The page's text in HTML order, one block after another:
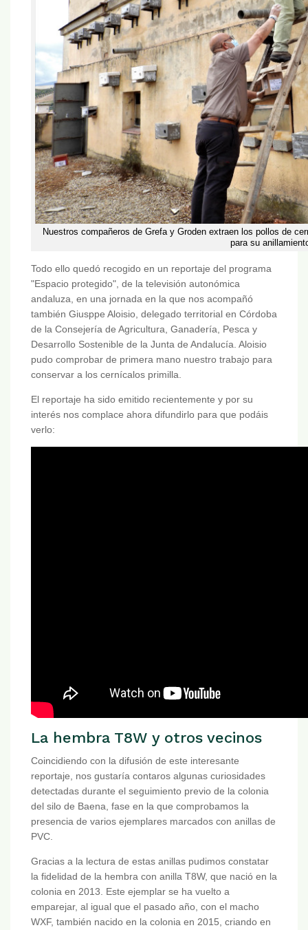
Nuestros compañeros de Grefa y Groden extraen los pollos de
para su
Todo ello quedó recogido en un reportaje del programa
"Espacio protegido", de la televisión autonómica
andaluza, en una jornada en la que nos acompañó
también Giusppe Aloisio, delegado territorial en Córdoba
de la Consejería de Agricultura, Ganadería, Pesca y
Desarrollo Sostenible de la Junta de Andalucía. Aloisio
pudo comprobar de primera mano nuestro trabajo para
conservar a los cernícalos primilla.
El reportaje ha sido emitido recientemente y por su
interés nos complace ahora difundirlo para que podáis
verlo:
La hembra T8W y otros vecinos
Coincidiendo con la difusión de este interesante
reportaje, nos gustaría contaros algunas curiosidades
detectadas durante el seguimiento previo de la colonia
del silo de Baena, fase en la que comprobamos la
presencia de varios ejemplares marcados con anillas de
PVC.
Gracias a la lectura de estas anillas pudimos constatar
la fidelidad de la hembra con anilla T8W, que nació en la
colonia en 2013. Este ejemplar se ha vuelto a
emparejar, al igual que el pasado año, con el macho
WXF, también nacido en la colonia en 2015, criando en